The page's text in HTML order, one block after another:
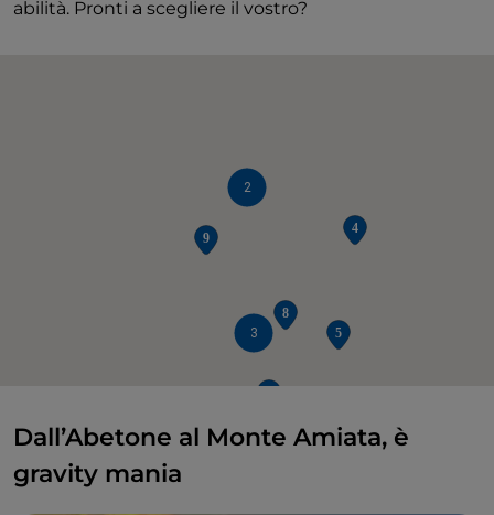
abilità. Pronti a scegliere il vostro?
2
3
Dall’Abetone al Monte Amiata, è
gravity mania